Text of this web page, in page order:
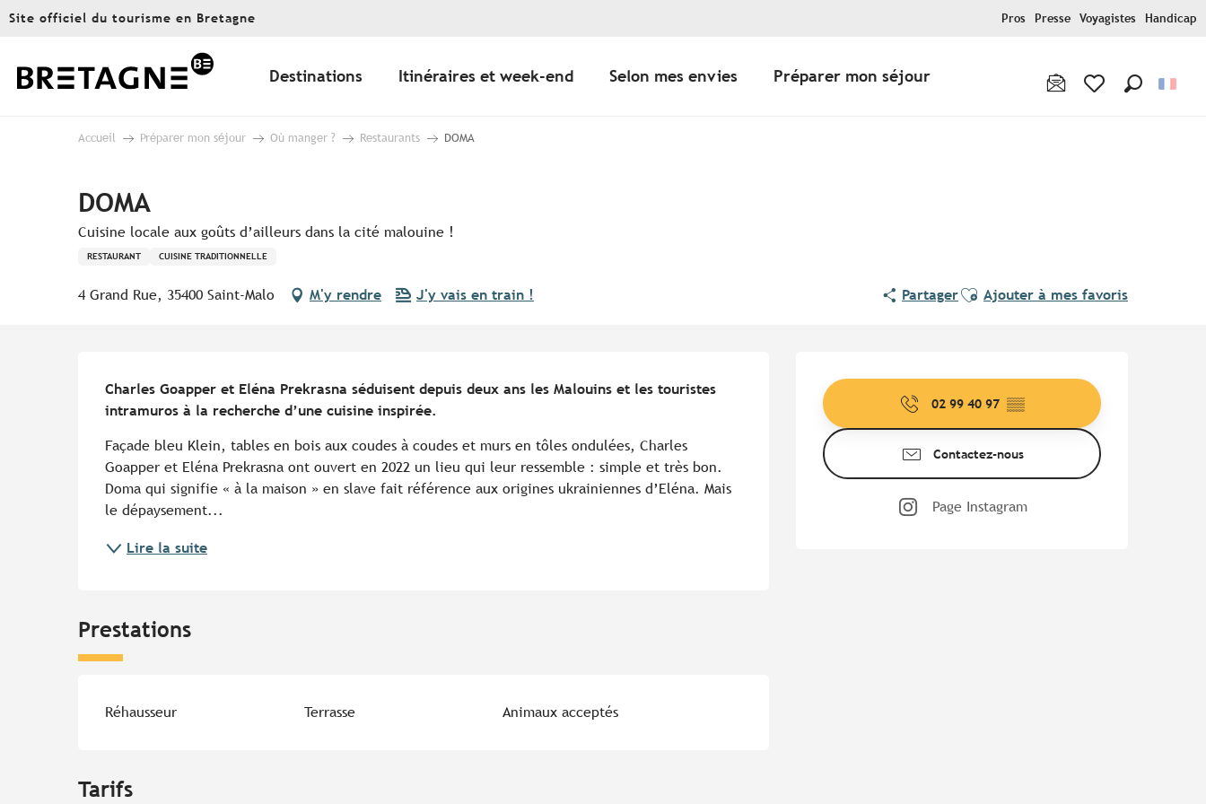
Aller
principal
Site officiel du tourisme en Bretagne Pros Presse Voyagistes Handicap
Destinations Itinéraires et week-end Selon mes envies Préparer mon séjour
Accueil Préparer mon séjour Où manger ? Restaurants DOMA
DOMA
Cuisine locale aux goûts d’ailleurs dans la cité malouine !
RESTAURANT CUISINE TRADITIONNELLE
4 Grand Rue, 35400 Saint-Malo M'y rendre J'y vais en train ! PartagerAjouter aux favoris
Ajouter à mes favoris
Ouverture et coordonnées
02 99 40 97 ▒▒
Contactez-nous
Page Instagram
Charles Goapper et Eléna Prekrasna séduisent depuis deux ans les Malouins et les touristes
intramuros à la recherche d’une cuisine inspirée.
Façade bleu Klein, tables en bois aux coudes à coudes et murs en tôles ondulées, Charles
Goapper et Eléna Prekrasna ont ouvert en 2022 un lieu qui leur ressemble : simple et très bon.
Doma qui signifie « à la maison » en slave fait référence aux origines ukrainiennes d’Eléna. Mais
le dépaysement...
Lire la suite
Prestations
Réhausseur Terrasse Animaux acceptés
Tarifs